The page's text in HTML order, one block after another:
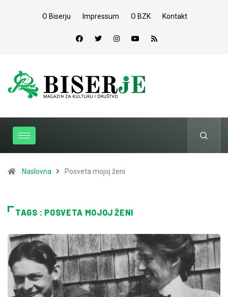
O Biserju Impressum O BZK Kontakt
Naslovna Posveta mojoj ženi
TAGS : POSVETA MOJOJ ŽENI